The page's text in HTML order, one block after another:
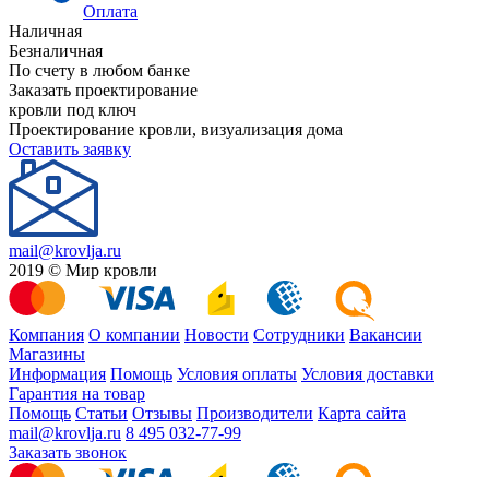
Оплата
Наличная
Безналичная
По счету в любом банке
Заказать проектирование
кровли под ключ
Проектирование кровли, визуализация дома
Оставить заявку
mail@krovlja.ru
2019 © Мир кровли
Компания О компании Новости Сотрудники Вакансии
Магазины
Информация Помощь Условия оплаты Условия доставки
Гарантия на товар
Помощь Статьи Отзывы Производители Карта сайта
mail@krovlja.ru 8 495 032-77-99
Заказать звонок